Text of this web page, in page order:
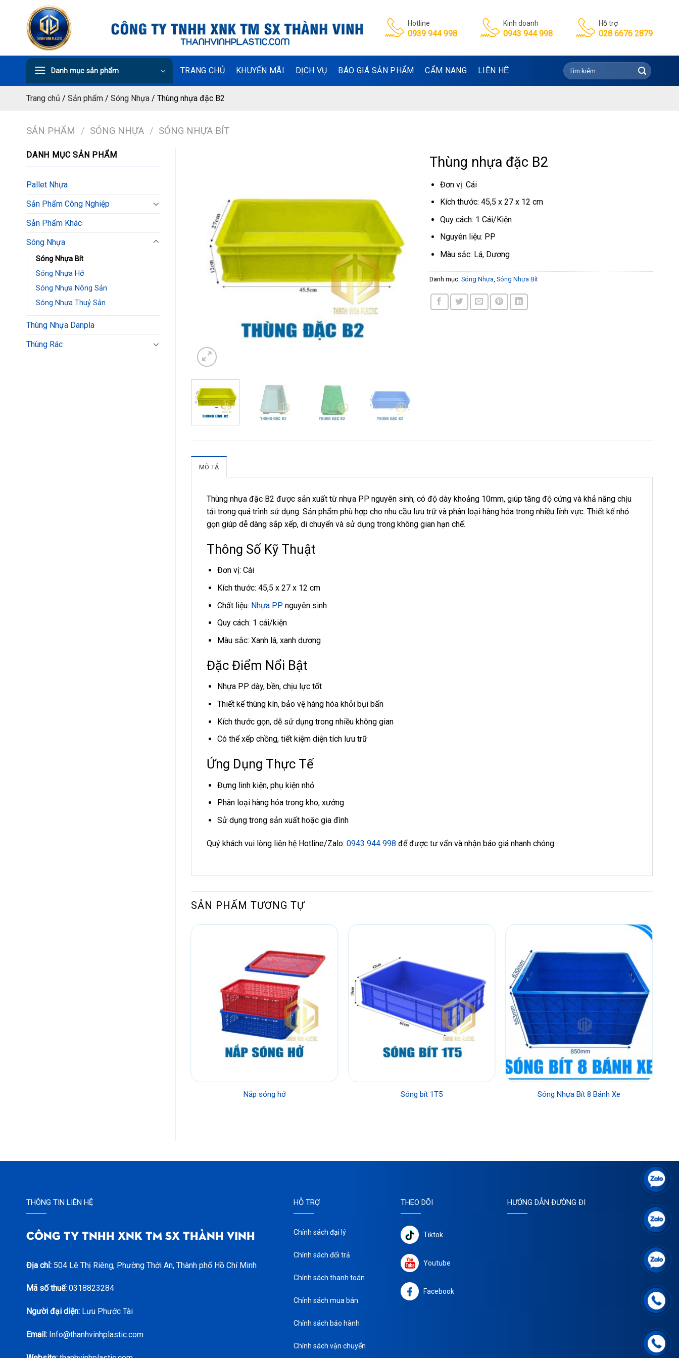
Hotline
0939 944 998
Kinh doanh
0943 944 998
Hỗ trợ
028 6676 2879
Danh mục sản phẩm TRANG CHỦ KHUYẾN MÃI DỊCH VỤ BÁO GIÁ SẢN PHẨM CẨM NANG LIÊN HỆ
Tìm
kiếm:
Trang chủ / Sản phẩm / Sóng Nhựa / Thùng nhựa đặc B2
SẢN PHẨM / SÓNG NHỰA / SÓNG NHỰA BÍT
DANH MỤC SẢN PHẨM
Pallet Nhựa
Sản Phẩm Công Nghiệp
Sản Phẩm Khác
Sóng Nhựa
Sóng Nhựa Bít
Sóng Nhựa Hở
Sóng Nhựa Nông Sản
Sóng Nhựa Thuỷ Sản
Thùng Nhựa Danpla
Thùng Rác
Thùng nhựa đặc B2
Đơn vị: Cái
Kích thước: 45,5 x 27 x 12 cm
Quy cách: 1 Cái/Kiện
Nguyên liệu: PP
Màu sắc: Lá, Dương
Danh mục: Sóng Nhựa Sóng Nhựa Bít
MÔ TẢ
Thùng nhựa đặc B2 được sản xuất từ nhựa PP nguyên sinh, có độ dày khoảng 10mm, giúp tăng độ cứng và khả năng chịu
tải trong quá trình sử dụng. Sản phẩm phù hợp cho nhu cầu lưu trữ và phân loại hàng hóa trong nhiều lĩnh vực. Thiết kế nhỏ
gọn giúp dễ dàng sắp xếp, di chuyển và sử dụng trong không gian hạn chế.
Thông Số Kỹ Thuật
Đơn vị: Cái
Kích thước: 45,5 x 27 x 12 cm
Chất liệu: Nhựa PP nguyên sinh
Quy cách: 1 cái/kiện
Màu sắc: Xanh lá, xanh dương
Đặc Điểm Nổi Bật
Nhựa PP dày, bền, chịu lực tốt
Thiết kế thùng kín, bảo vệ hàng hóa khỏi bụi bẩn
Kích thước gọn, dễ sử dụng trong nhiều không gian
Có thể xếp chồng, tiết kiệm diện tích lưu trữ
Ứng Dụng Thực Tế
Đựng linh kiện, phụ kiện nhỏ
Phân loại hàng hóa trong kho, xưởng
Sử dụng trong sản xuất hoặc gia đình
Quý khách vui lòng liên hệ Hotline/Zalo: 0943 944 998 để được tư vấn và nhận báo giá nhanh chóng.
SẢN PHẨM TƯƠNG TỰ
Nắp sóng hở Sóng bít 1T5 Sóng Nhựa Bít 8 Bánh Xe
THÔNG TIN LIÊN HỆ
CÔNG TY TNHH XNK TM SX THÀNH VINH
Địa chỉ: 504 Lê Thị Riêng, Phường Thới An, Thành phố Hồ Chí Minh
Mã số thuế: 0318823284
Người đại diện: Lưu Phước Tài
Email: Info@thanhvinhplastic.com
HỖ TRỢ
Chính sách đại lý
Chính sách đổi trả
Chính sách thanh toán
Chính sách mua bán
Chính sách bảo hành
Chính sách vận chuyển
THEO DÕI
Tiktok
Youtube
Facebook
HƯỚNG DẪN ĐƯỜNG ĐI